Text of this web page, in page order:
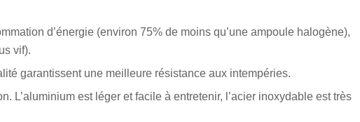
d’énergie (environ 75% de moins qu’une ampoule halogène),
vif).
garantissent une meilleure résistance aux intempéries.
est léger et facile à entretenir, l’acier inoxydable est très